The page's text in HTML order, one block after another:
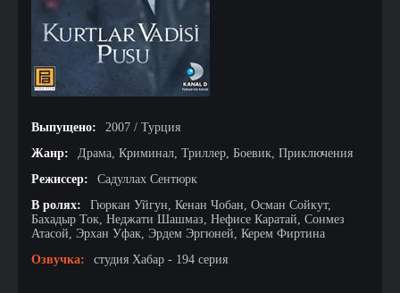
Выпущено:
2007 / Турция
Жанр:
Драма, Криминал, Триллер, Боевик, Приключения
Режиссер:
Садуллах Сентюрк
В ролях:
Гюркан Уйгун, Кенан Чобан, Осман Сойкут,
Бахадыр Ток, Неджати Шашмаз, Нефисе Каратай, Сонмез
Атасой, Эрхан Уфак, Эрдем Эргюней, Керем Фиртина
Озвучка:
студия Хабар - 194 серия